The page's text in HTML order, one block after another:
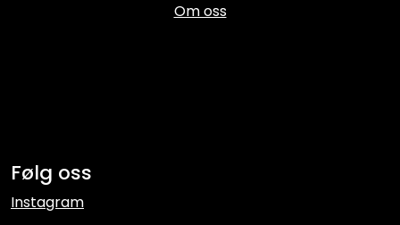
Om oss
Følg oss
Instagram